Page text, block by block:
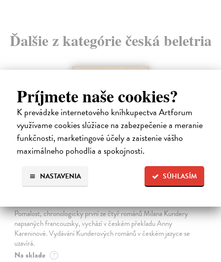
Príjmete naše cookies?
K prevádzke internetového kníhkupectva Artforum
využívame cookies slúžiace na zabezpečenie a meranie
funkčnosti, marketingové účely a zaistenie vášho
maximálneho pohodlia a spokojnosti.
SÚHLASÍM
NASTAVENIA
Ďalšie z kategórie česká beletria
Pomalost
Pomalost, chronologicky první ze čtyř románů Milana Kundery
napsaných francouzsky, vychází v českém překladu Anny
Kareninové. Vydávání Kunderových románů v českém jazyce se
uzavírá.
Na sklade ?